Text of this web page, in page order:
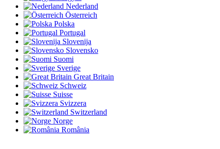
Nederland
Österreich
Polska
Portugal
Slovenija
Slovensko
Suomi
Sverige
Great Britain
Schweiz
Suisse
Svizzera
Switzerland
Norge
România